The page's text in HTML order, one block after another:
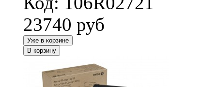
23740 руб
Уже в корзине
В корзину